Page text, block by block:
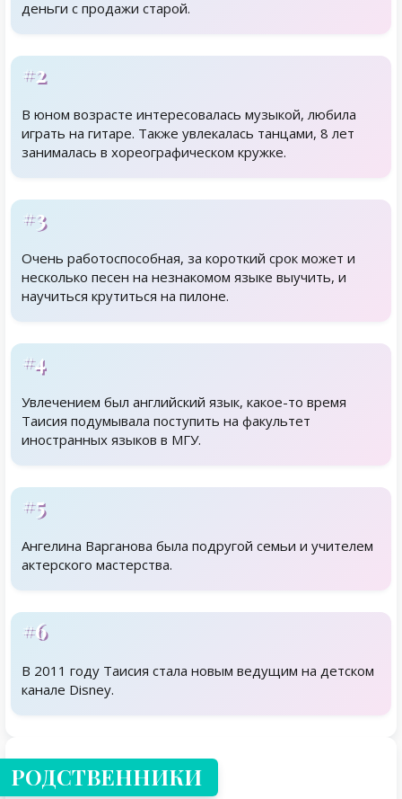
деньги с продажи старой.
#2
В юном возрасте интересовалась музыкой, любила
играть на гитаре. Также увлекалась танцами, 8 лет
занималась в хореографическом кружке.
#3
Очень работоспособная, за короткий срок может и
несколько песен на незнакомом языке выучить, и
научиться крутиться на пилоне.
#4
Увлечением был английский язык, какое-то время
Таисия подумывала поступить на факультет
иностранных языков в МГУ.
#5
Ангелина Варганова была подругой семьи и учителем
актерского мастерства.
#6
В 2011 году Таисия стала новым ведущим на детском
канале Disney.
Родственники
РОДСТВЕННИКИ